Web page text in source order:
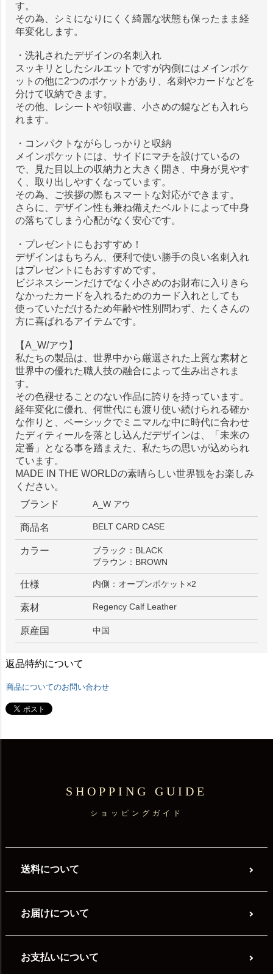
す。
その為、シミになりにくく綺麗な状態も保ったまま経
年変化します。
・洗礼されたデザインの名刺入れ
スッキリとしたシルエットですが内側にはメインポケ
ットの他に2つのポケットがあり、名刺やカードなどを
分けて収納できます。
その他、レシートや領収書、小さめの鍵なども入れら
れます。
・コンパクトながらしっかりと収納
メインポケットには、サイドにマチを設けているの
で、見た目以上の収納力と大きく開き、中身が見やす
く、取り出しやすくなっています。
その為、ご挨拶の際もスマートな対応ができます。
さらに、デザイン性も兼ね備えたベルトによって中身
の落ちてしまう心配がなく安心です。
・プレゼントにもおすすめ！
デザインはもちろん、便利で使い勝手の良い名刺入れ
はプレゼントにもおすすめです。
ビジネスシーンだけでなく小さめのお財布に入りきら
なかったカードを入れるためのカード入れとしても
使っていただけるため年齢や性別問わず、たくさんの
方に喜ばれるアイテムです。
【A_W/アウ】
私たちの製品は、世界中から厳選された上質な素材と
世界中の優れた職人技の融合によって生み出されま
す。
その色褪せることのない作品に誇りを持っています。
経年変化に優れ、何世代にも渡り使い続けられる確か
な作りと、ベーシックでミニマルな中に時代に合わせ
たディティールを落とし込んだデザインは、「未来の
定番」となる事を踏まえた、私たちの思いが込められ
ています。
MADE IN THE WORLDの素晴らしい世界観をお楽しみ
ください。
ブランド
A_W アウ
商品名 BELT CARD CASE
カラー
ブラック：BLACK
ブラウン：BROWN
仕様 内側：オープンポケット×2
素材 Regency Calf Leather
原産国 中国
返品特約について
商品についてのお問い合わせ
SHOPPING GUIDE
ショッピングガイド
送料について
お届けについて
お支払いについて